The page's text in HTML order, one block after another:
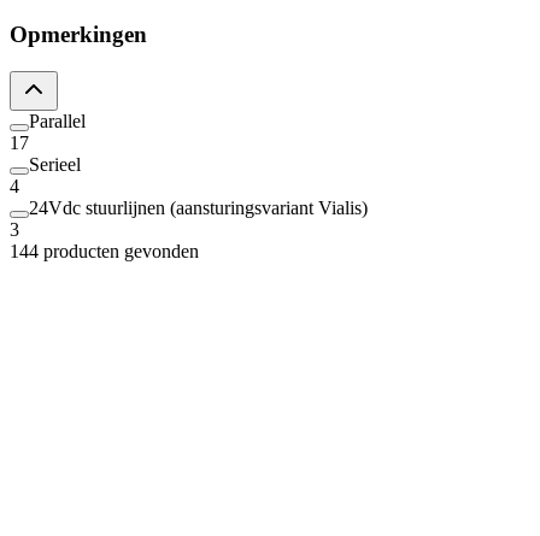
Opmerkingen
Parallel
17
Serieel
4
24Vdc stuurlijnen (aansturingsvariant Vialis)
3
144 producten gevonden